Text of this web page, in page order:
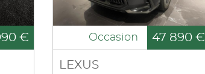
€ Occasion 47 890 €
LEXUS